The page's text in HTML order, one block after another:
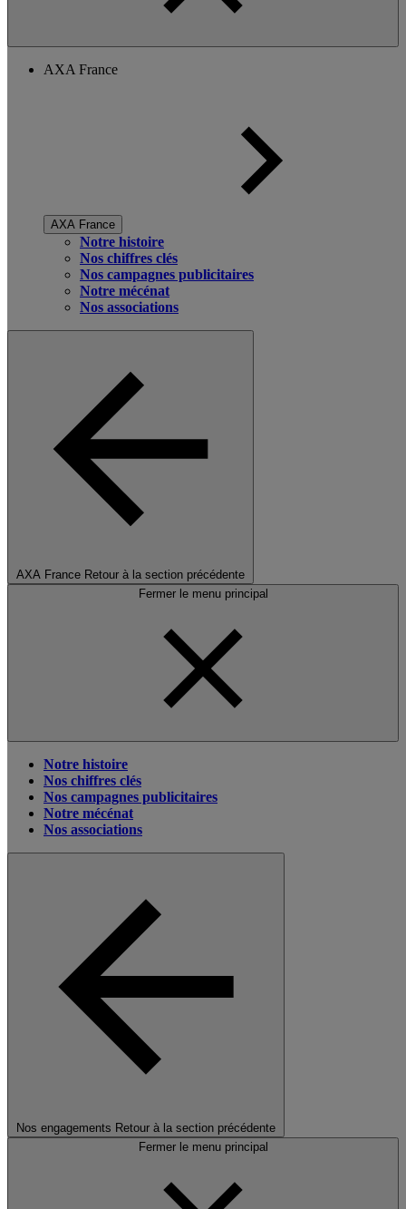
AXA France
AXA France
Notre histoire
Nos chiffres clés
Nos campagnes publicitaires
Notre mécénat
Nos associations
AXA France Retour à la section précédente
Fermer le menu principal
Notre histoire
Nos chiffres clés
Nos campagnes publicitaires
Notre mécénat
Nos associations
Nos engagements Retour à la section précédente
Fermer le menu principal